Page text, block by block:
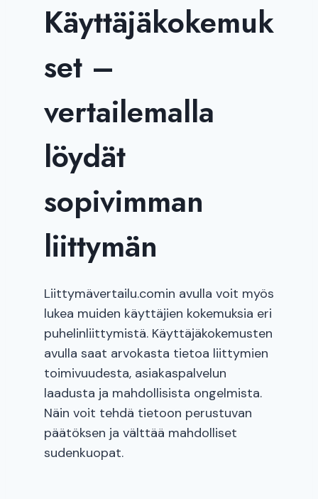
Käyttäjäkokemuk
set –
vertailemalla
löydät
sopivimman
liittymän
Liittymävertailu.comin avulla voit myös
lukea muiden käyttäjien kokemuksia eri
puhelinliittymistä. Käyttäjäkokemusten
avulla saat arvokasta tietoa liittymien
toimivuudesta, asiakaspalvelun
laadusta ja mahdollisista ongelmista.
Näin voit tehdä tietoon perustuvan
päätöksen ja välttää mahdolliset
sudenkuopat.